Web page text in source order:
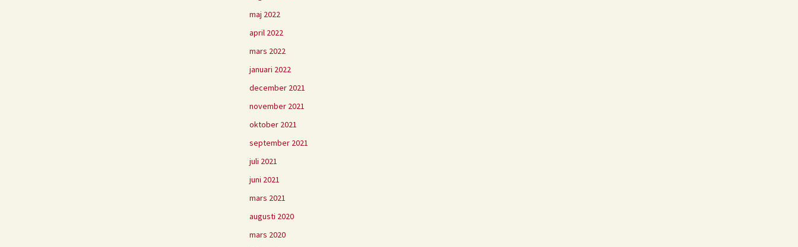
maj 2022
april 2022
mars 2022
januari 2022
december 2021
november 2021
oktober 2021
september 2021
juli 2021
juni 2021
mars 2021
augusti 2020
mars 2020